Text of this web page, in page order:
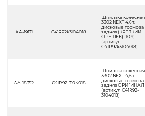
АА-19131 C41R92k3104018
Шпилька колесная
3302 NEXT 4,6 т.
дисковые тормоза
задняя (КРЕПКИЙ
ОРЕШЕК) (10.9)
(артикул
C41R92k3104018)
АА-18352 С41R92-3104018
Шпилька колесная
3302 NEXT 4,6 т.
дисковые тормоза
задняя ОРИГИНАЛ
(артикул С41R92-
3104018)